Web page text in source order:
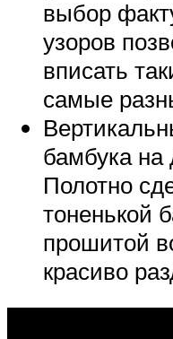
выбор
узоров
вписать
самые
бамбука на
Полотно
тоненькой
прошитой
красиво